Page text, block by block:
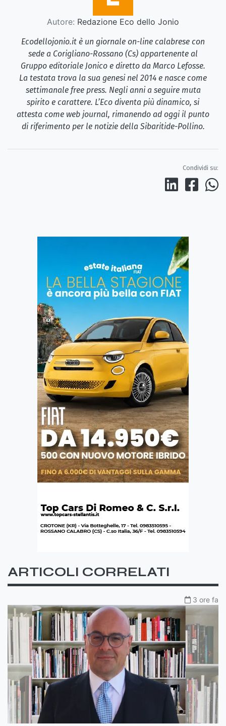
Autore: Redazione Eco dello Jonio
Ecodellojonio.it è un giornale on-line calabrese con
sede a Corigliano-Rossano (Cs) appartenente al
Gruppo editoriale Jonico e diretto da Marco Lefosse.
La testata trova la sua genesi nel 2014 e nasce come
settimanale free press. Negli anni a seguire muta
spirito e carattere. L’Eco diventa più dinamico, si
attesta come web journal, rimanendo ad oggi il punto
di riferimento per le notizie della Sibaritide-Pollino.
Condividi su:
ARTICOLI CORRELATI
3 ore fa